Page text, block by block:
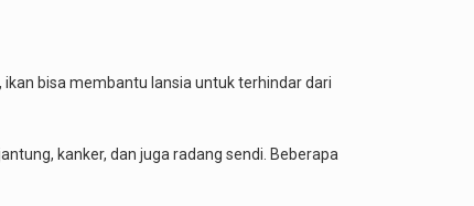
bisa membantu lansia untuk terhindar dari
kanker, dan juga radang sendi. Beberapa